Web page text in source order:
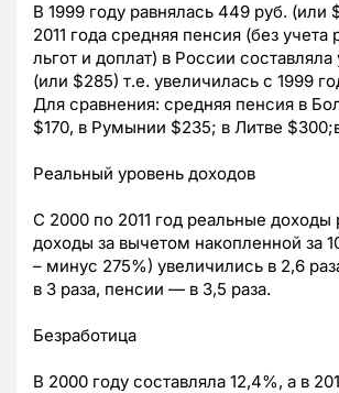
В 1999 году равнялась 449 руб. (или
2011 года средняя пенсия (без учета
льгот и доплат) в России
(или $285) т.е. увеличилась с 1999
Для сравнения: средняя пенсия в
$170, в Румынии $235; в Литве
Реальный уровень доходов
С 2000 по 2011 год реальные доходы
доходы за вычетом накопленной за
– минус 275%) увеличились в 2,6
в 3 раза, пенсии — в 3,5 раза.
Безработица
В 2000 году составляла 12,4%, а в